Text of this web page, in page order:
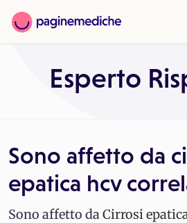
Esperto
Sono affetto da
epatica hcv
Sono affetto daCirrosi